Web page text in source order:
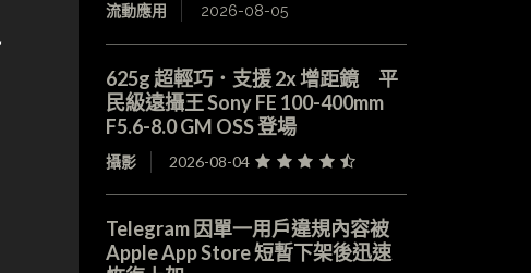
流動應用 2026-08-05
625g 超輕巧．支援 2x 增距鏡 平
民級遠攝王 Sony FE 100-400mm
F5.6-8.0 GM OSS 登場
攝影 2026-08-04
Telegram 因單一用戶違規內容被
Apple App Store 短暫下架後迅速